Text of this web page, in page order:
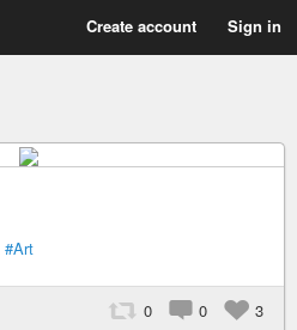
Create account Sign in
#Art
0 0 3